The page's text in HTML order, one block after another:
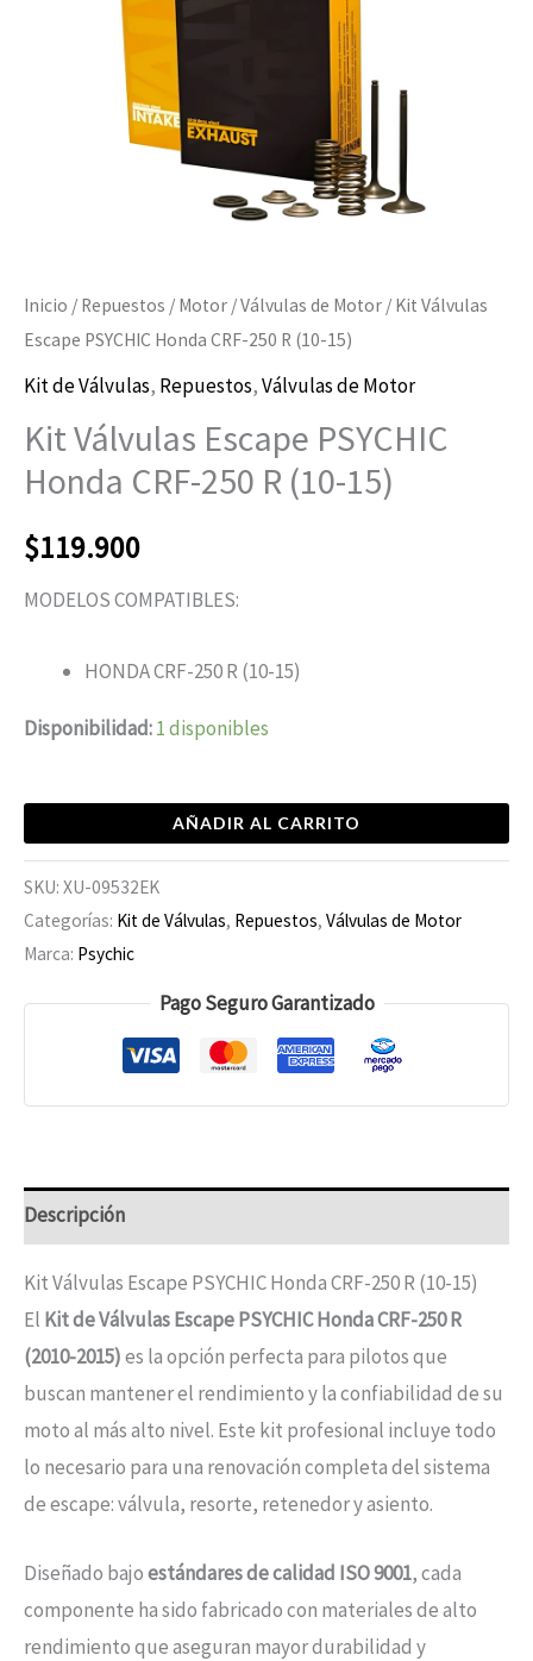
Inicio / Repuestos / Motor /Válvulas de Motor / Kit Válvulas
Escape PSYCHIC Honda CRF-250 R (10-15)
Kit de Válvulas, Repuestos,Válvulas de Motor
Kit Válvulas Escape PSYCHIC
Honda CRF-250 R (10-15)
$119.900
MODELOS COMPATIBLES:
HONDA CRF-250 R (10-15)
Disponibilidad:1 disponibles
AÑADIR AL CARRITO
SKU: XU-09532EK
Categorías: Kit de Válvulas, Repuestos, Válvulas de Motor
Marca: Psychic
Pago Seguro Garantizado
Descripción
Kit Válvulas Escape PSYCHIC Honda CRF-250 R (10-15)
El Kit de Válvulas Escape PSYCHIC Honda CRF-250 R
(2010-2015)es la opción perfecta para pilotos que
buscan mantener el rendimiento y la confiabilidad de su
moto al más alto nivel. Este kit profesional incluye todo
lo necesario para una renovación completa del sistema
de escape: válvula, resorte, retenedor y asiento.
Diseñado bajoestándares de calidad ISO 9001, cada
componente ha sido fabricado con materiales de alto
rendimiento que aseguran mayor durabilidad y